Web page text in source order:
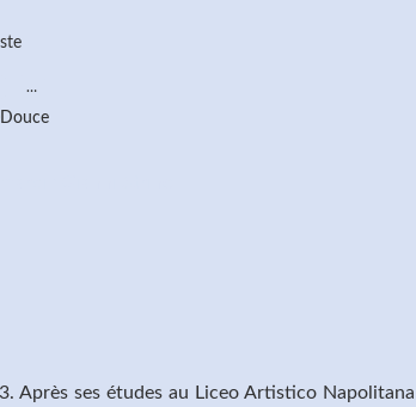
…
Après ses études au Liceo Artistico Napolitana